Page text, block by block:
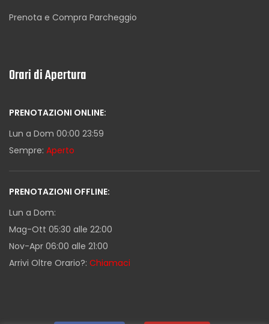
Prenota e Compra Parcheggio
Orari di Apertura
PRENOTAZIONI ONLINE:
Lun a Dom 00:00 23:59
Sempre: Aperto
PRENOTAZIONI OFFLINE:
Lun a Dom:
Mag-Ott 05:30 alle 22:00
Nov-Apr 06:00 alle 21:00
Arrivi Oltre Orario?: Chiamaci